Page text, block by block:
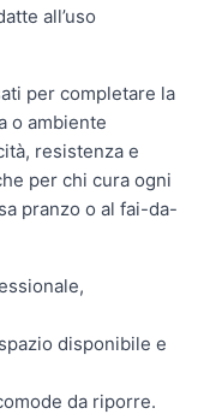
all’uso
per completare la
o ambiente
resistenza e
per chi cura ogni
pranzo o al fai-da-
disponibile e
da riporre.